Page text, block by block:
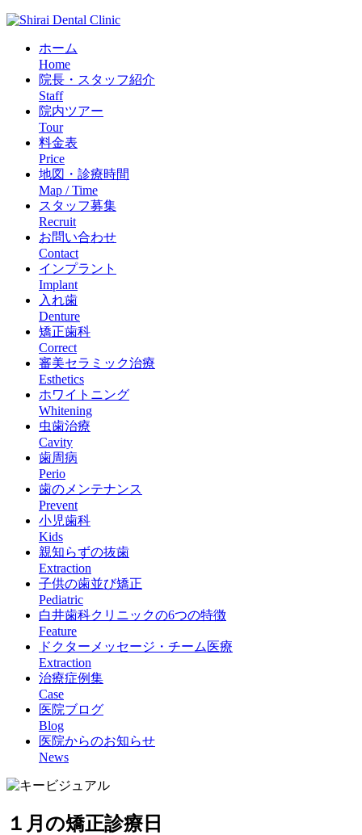
ホーム
Home
院長・スタッフ紹介
Staff
院内ツアー
Tour
料金表
Price
地図・診療時間
Map / Time
スタッフ募集
Recruit
お問い合わせ
Contact
インプラント
Implant
入れ歯
Denture
矯正歯科
Correct
審美セラミック治療
Esthetics
ホワイトニング
Whitening
虫歯治療
Cavity
歯周病
Perio
歯のメンテナンス
Prevent
小児歯科
Kids
親知らずの抜歯
Extraction
子供の歯並び矯正
Pediatric
白井歯科クリニックの6つの特徴
Feature
ドクターメッセージ・チーム医療
Extraction
治療症例集
Case
医院ブログ
Blog
医院からのお知らせ
News
１月の矯正診療日